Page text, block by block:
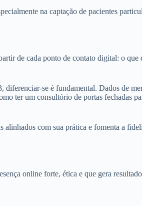
na captação de pacientes
de cada ponto de contato digital: o que
se é fundamental. Dados de
ter um consultório de portas fechadas
com sua prática e fomenta a
online forte, ética e que gera